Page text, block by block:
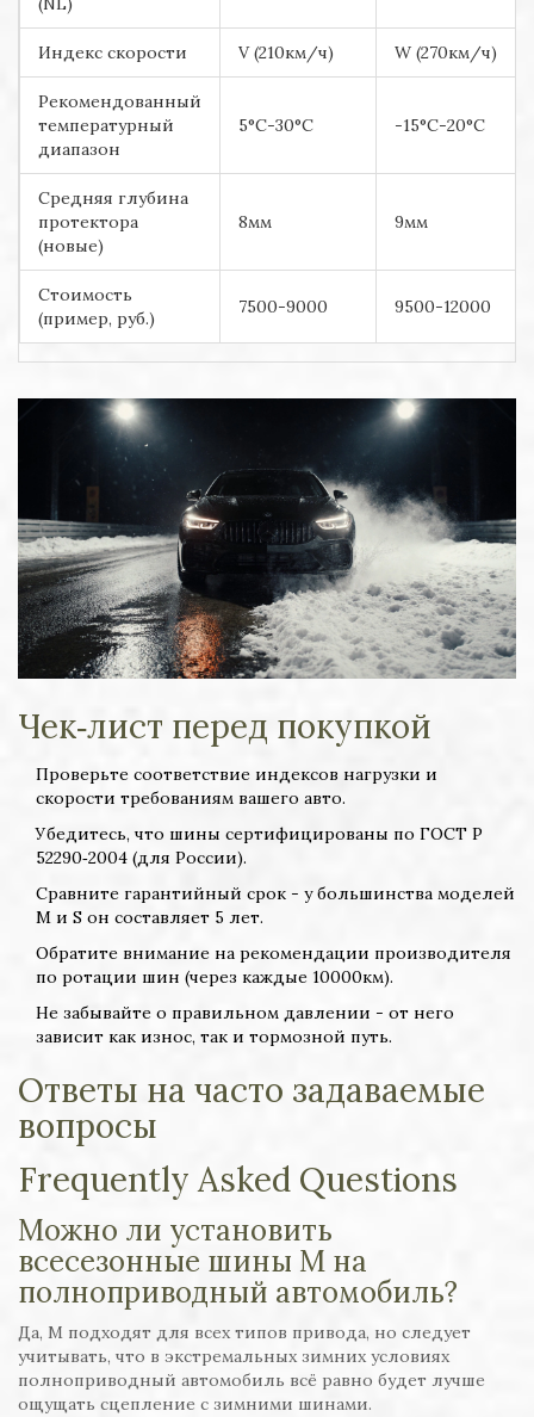
Индекс скорости V (210км/ч) W (270км/ч)
Рекомендованный
температурный
диапазон
5°C-30°C -15°C-20°C
Средняя глубина
протектора
(новые)
8мм 9мм
Стоимость
(пример, руб.)
7500-9000 9500-12000
Чек‑лист перед покупкой
Проверьте соответствие индексов нагрузки и
скорости требованиям вашего авто.
Убедитесь, что шины сертифицированы по ГОСТ Р
52290‑2004 (для России).
Сравните гарантийный срок - у большинства моделей
M и S он составляет 5 лет.
Обратите внимание на рекомендации производителя
по ротации шин (через каждые 10000км).
Не забывайте о правильном давлении - от него
зависит как износ, так и тормозной путь.
Ответы на часто задаваемые
вопросы
Frequently Asked Questions
Можно ли установить
всесезонные шины M на
полноприводный автомобиль?
Да, M подходят для всех типов привода, но следует
учитывать, что в экстремальных зимних условиях
полноприводный автомобиль всё равно будет лучше
ощущать сцепление с зимними шинами.